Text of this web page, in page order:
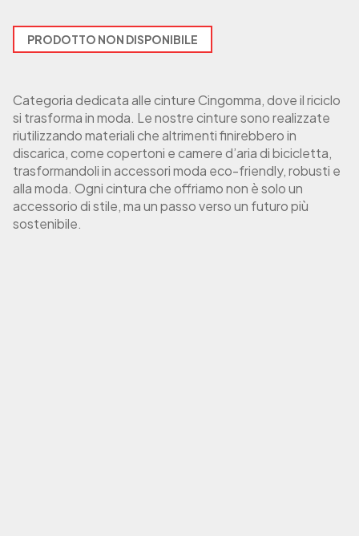
PRODOTTO NON DISPONIBILE
Categoria dedicata alle cinture Cingomma, dove il riciclo
si trasforma in moda. Le nostre cinture sono realizzate
riutilizzando materiali che altrimenti finirebbero in
discarica, come copertoni e camere d’aria di bicicletta,
trasformandoli in accessori moda eco-friendly, robusti e
alla moda. Ogni cintura che offriamo non è solo un
accessorio di stile, ma un passo verso un futuro più
sostenibile.